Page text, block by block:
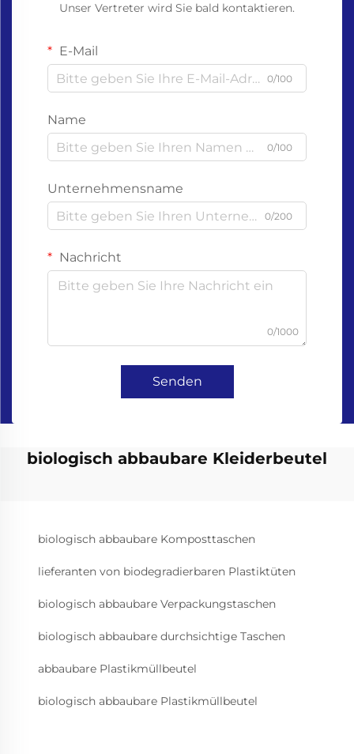
Unser Vertreter wird Sie bald kontaktieren.
E-Mail
0/100
Name
0/100
Unternehmensname
0/200
Nachricht
0/1000
Senden
biologisch abbaubare Kleiderbeutel
biologisch abbaubare Komposttaschen
lieferanten von biodegradierbaren Plastiktüten
biologisch abbaubare Verpackungstaschen
biologisch abbaubare durchsichtige Taschen
abbaubare Plastikmüllbeutel
biologisch abbaubare Plastikmüllbeutel